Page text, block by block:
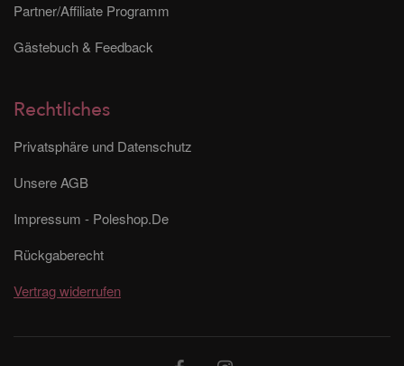
Partner/Affiliate Programm
Gästebuch & Feedback
Rechtliches
Privatsphäre und Datenschutz
Unsere AGB
Impressum - Poleshop.De
Rückgaberecht
Vertrag widerrufen